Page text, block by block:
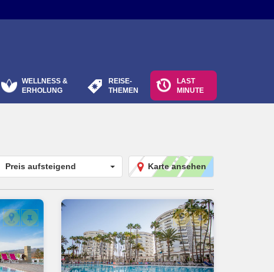
WELLNESS &
ERHOLUNG
REISE-
THEMEN
LAST
MINUTE
Karte ansehen
Preis aufsteigend